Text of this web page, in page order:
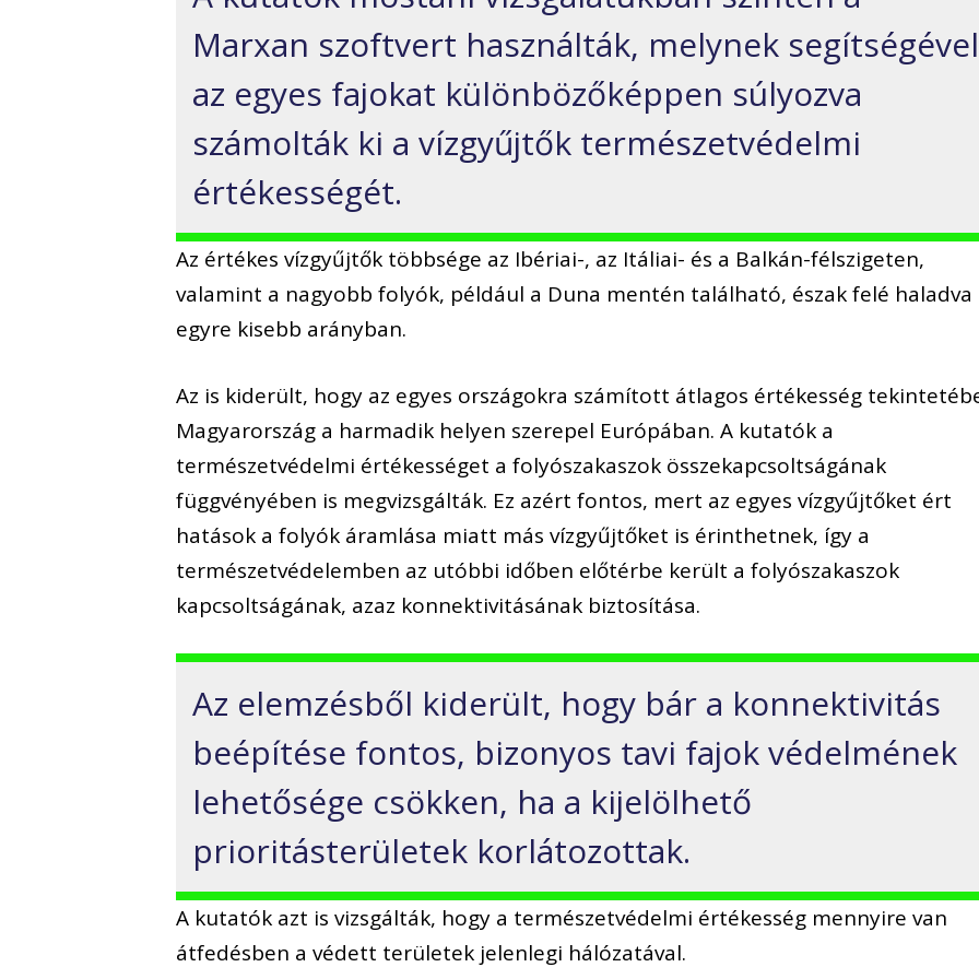
Marxan szoftvert használták, melynek segítségével
az egyes fajokat különbözőképpen súlyozva
számolták ki a vízgyűjtők természetvédelmi
értékességét.
Az értékes vízgyűjtők többsége az Ibériai-, az Itáliai- és a Balkán-félszigeten,
valamint a nagyobb folyók, például a Duna mentén található, észak felé haladva
egyre kisebb arányban.
Az is kiderült, hogy az egyes országokra számított átlagos értékesség
Magyarország a harmadik helyen szerepel Európában. A kutatók a
természetvédelmi értékességet a folyószakaszok összekapcsoltságának
függvényében is megvizsgálták. Ez azért fontos, mert az egyes vízgyűjtőket ért
hatások a folyók áramlása miatt más vízgyűjtőket is érinthetnek, így a
természetvédelemben az utóbbi időben előtérbe került a folyószakaszok
kapcsoltságának, azaz konnektivitásának biztosítása.
Az elemzésből kiderült, hogy bár a konnektivitás
beépítése fontos, bizonyos tavi fajok védelmének
lehetősége csökken, ha a kijelölhető
prioritásterületek korlátozottak.
A kutatók azt is vizsgálták, hogy a természetvédelmi értékesség mennyire van
átfedésben a védett területek jelenlegi hálózatával.